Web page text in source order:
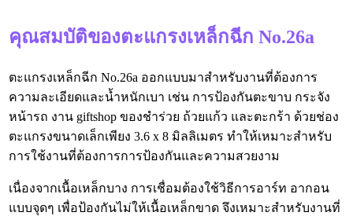
คุณสมบัติของตะแกรงเหล็กฉีก No.26a
ตะแกรงเหล็กฉีก No.26a ออกแบบมาสำหรับงานที่ต้องการ
ความละเอียดและน้ำหนักเบา เช่น การป้องกันตะขาบ กระจัง
หน้ารถ งาน giftshop ของชำร่วย ถ้วยแก้ว และตะกร้า ด้วยช่อง
ตะแกรงขนาดเล็กเพียง 3.6 x 8 มิลลิเมตร ทำให้เหมาะสำหรับ
การใช้งานที่ต้องการการป้องกันและความสวยงาม
เนื่องจากเนื้อเหล็กบาง การเชื่อมต้องใช้วิธีการอาร์ท อากอน
แบบจุดๆ เพื่อป้องกันไม่ให้เนื้อเหล็กขาด จึงเหมาะสำหรับงานที่